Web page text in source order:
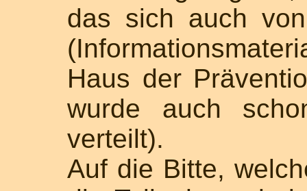
das sich auch
Haus der
wurde auch
verteilt).
Auf die Bitte,